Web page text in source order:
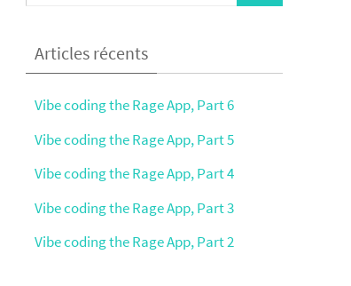
Articles récents
Vibe coding the Rage App, Part 6
Vibe coding the Rage App, Part 5
Vibe coding the Rage App, Part 4
Vibe coding the Rage App, Part 3
Vibe coding the Rage App, Part 2